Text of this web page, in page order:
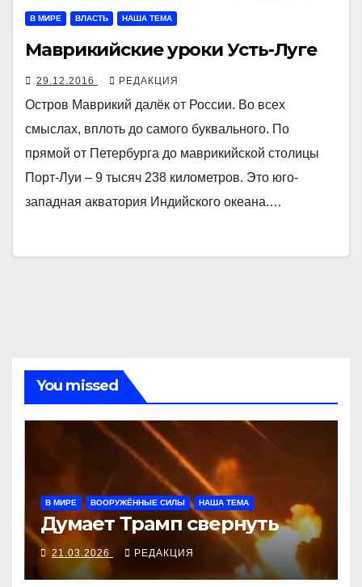
В МИРЕ ВЛАСТЬ НАША ТЕМА
Маврикийские уроки Усть-Луге
29.12.2016 РЕДАКЦИЯ
Остров Маврикий далёк от России. Во всех
смыслах, вплоть до самого буквального. По
прямой от Петербурга до маврикийской столицы
Порт-Луи – 9 тысяч 238 километров. Это юго-
западная акватория Индийского океана.…
You missed
В МИРЕ ВООРУЖЁННЫЕ СИЛЫ НАША ТЕМА
Думает Трамп свернуть
21.03.2026 РЕДАКЦИЯ